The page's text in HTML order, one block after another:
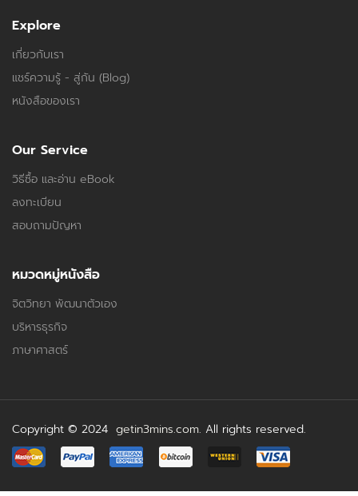
Explore
เกี่ยวกับเรา
แชร์ความรู้ - สู่กัน (Blog)
หนังสือของเรา
Our Service
วิธีซื้อ และอ่าน eBook
ลงทะเบียน
สอบถามปัญหา
หมวดหมู่หนังสือ
จิตวิทยา พัฒนาตัวเอง
บริหารธุรกิจ
ภาษาศาสตร์
Copyright © 2024 getin3mins.com. All rights reserved.